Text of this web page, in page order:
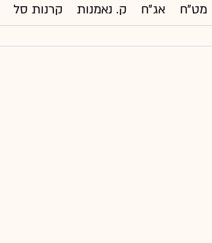
מט"ח אג"ח ק. נאמנות קרנות סל